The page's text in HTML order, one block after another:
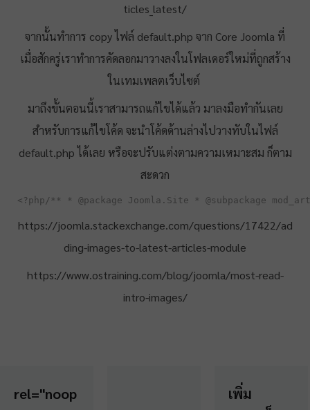
ticles_latest/
จากนั้นทำการ copy ไฟล์ default.php จาก Core Joomla ที่
เมื่อสักครู่เราทำการคัดลอกมาวางลงในโฟลเดอร์ใหม่ที่ถูกสร้าง
ในเทมเพลตเว็บไซต์
มาถึงขั้นตอนนี้เราสามารถแก้ไขได้แล้ว มาลงมือทำกันเลย
สำหรับการแก้ไขโค้ด จะนำโค้ดด้านล่างไปวางทับในไฟล์
default.php ได้เลย หรือจะปรับแต่งตามความเหมาะสม ก็ตาม
สะดวก
<?php/** * @package Joomla.Site * @subpackage
https://joomla.stackexchange.com/questions/17422/ad
ding-images-to-latest-articles-module
https://www.ostraining.com/blog/joomla/most-read-
intro-images/
rel="noop
เพิ่ม